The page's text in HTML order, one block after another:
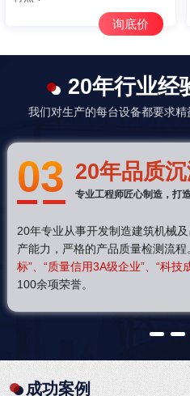
询底价
20年行业经
我们对生产的每台设备都要求
03 20年品质
专业工程师匠心制造，打
20年专业从事开发制造建筑机械
产能力，严格的产品质量检测流
标”、“质量信用3A级企业”、“科技
100余项荣誉。
1 2
成功案例